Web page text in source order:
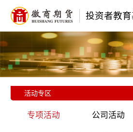
投资者教
活动专区
专项活动 公司活动